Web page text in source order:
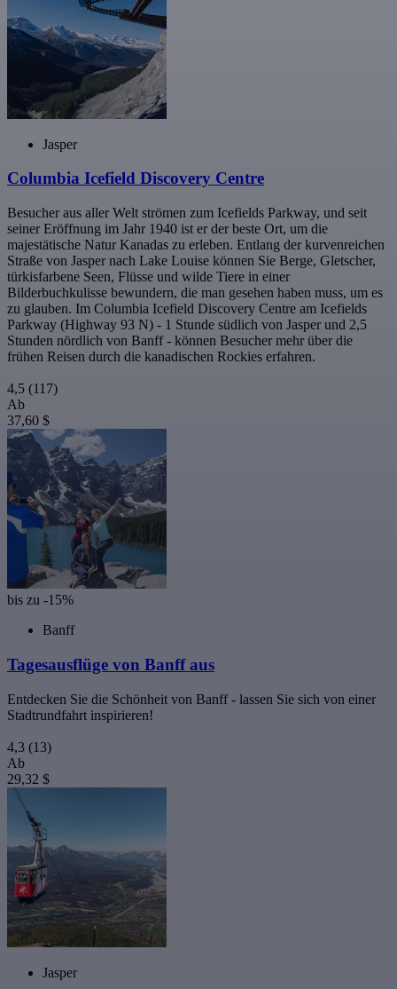
Jasper
Columbia Icefield Discovery Centre
Besucher aus aller Welt strömen zum Icefields Parkway, und seit
seiner Eröffnung im Jahr 1940 ist er der beste Ort, um die
majestätische Natur Kanadas zu erleben. Entlang der kurvenreichen
Straße von Jasper nach Lake Louise können Sie Berge, Gletscher,
türkisfarbene Seen, Flüsse und wilde Tiere in einer
Bilderbuchkulisse bewundern, die man gesehen haben muss, um es
zu glauben. Im Columbia Icefield Discovery Centre am Icefields
Parkway (Highway 93 N) - 1 Stunde südlich von Jasper und 2,5
Stunden nördlich von Banff - können Besucher mehr über die
frühen Reisen durch die kanadischen Rockies erfahren.
4,5 (117)
Ab
37,60 $
bis zu -15%
Banff
Tagesausflüge von Banff aus
Entdecken Sie die Schönheit von Banff - lassen Sie sich von einer
Stadtrundfahrt inspirieren!
4,3 (13)
Ab
29,32 $
Jasper